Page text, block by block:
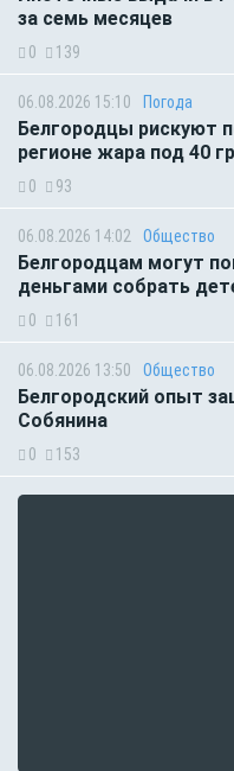
за семь месяцев
0 139
06.08.2026 15:10 Погода
Белгородцы рискуют
регионе жара под 40
0 93
06.08.2026 14:02 Общество
Белгородцам могут
деньгами собрать
0 161
06.08.2026 13:50 Общество
Белгородский опыт
Собянина
0 153